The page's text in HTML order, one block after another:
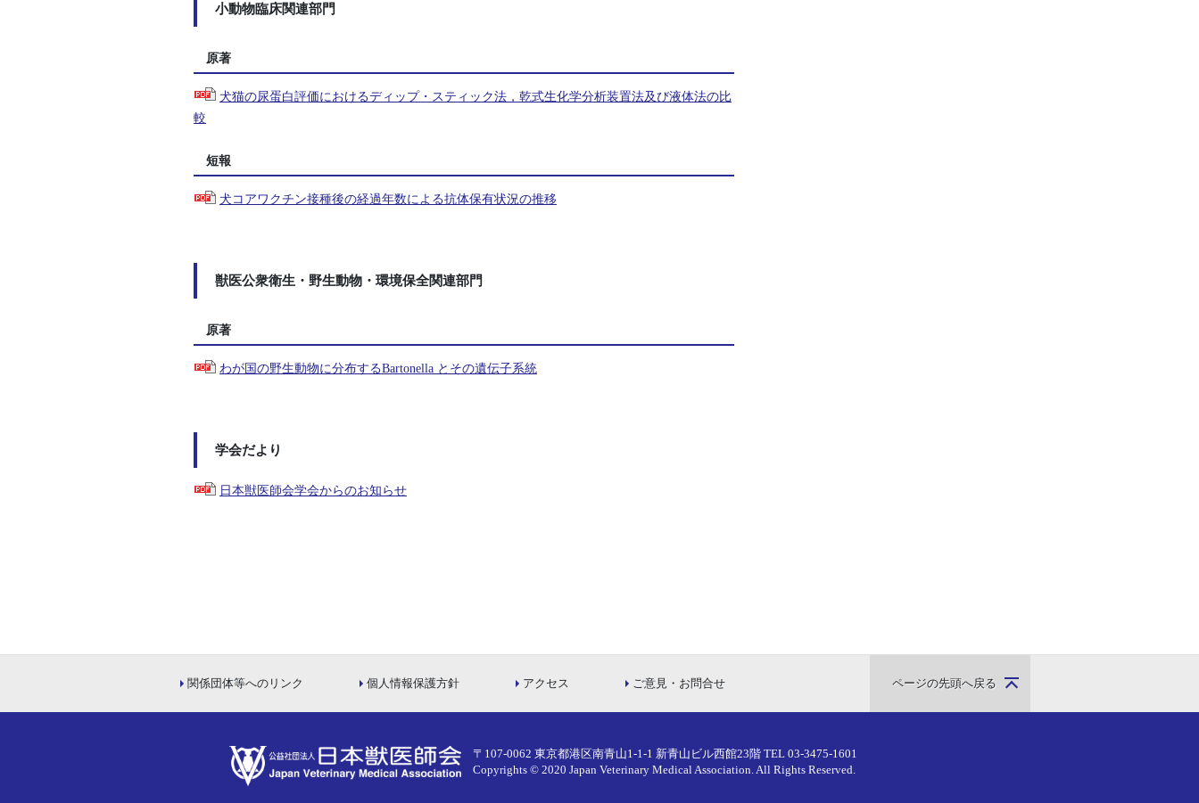
小動物臨床関連部門
原著
犬猫の尿蛋白評価におけるディップ・スティック法，乾式生化学分析装置法及び液体法の比
較
短報
犬コアワクチン接種後の経過年数による抗体保有状況の推移
獣医公衆衛生・野生動物・環境保全関連部門
原著
わが国の野生動物に分布するBartonella とその遺伝子系統
学会だより
日本獣医師会学会からのお知らせ
関係団体等へのリンク 個人情報保護方針 アクセス ご意見・お問合せ ページの先頭へ戻る
〒107-0062 東京都港区南青山1-1-1 新青山ビル西館23階 TEL 03-3475-1601
Copyrights © 2020 Japan Veterinary Medical Association.All Rights Reserved.